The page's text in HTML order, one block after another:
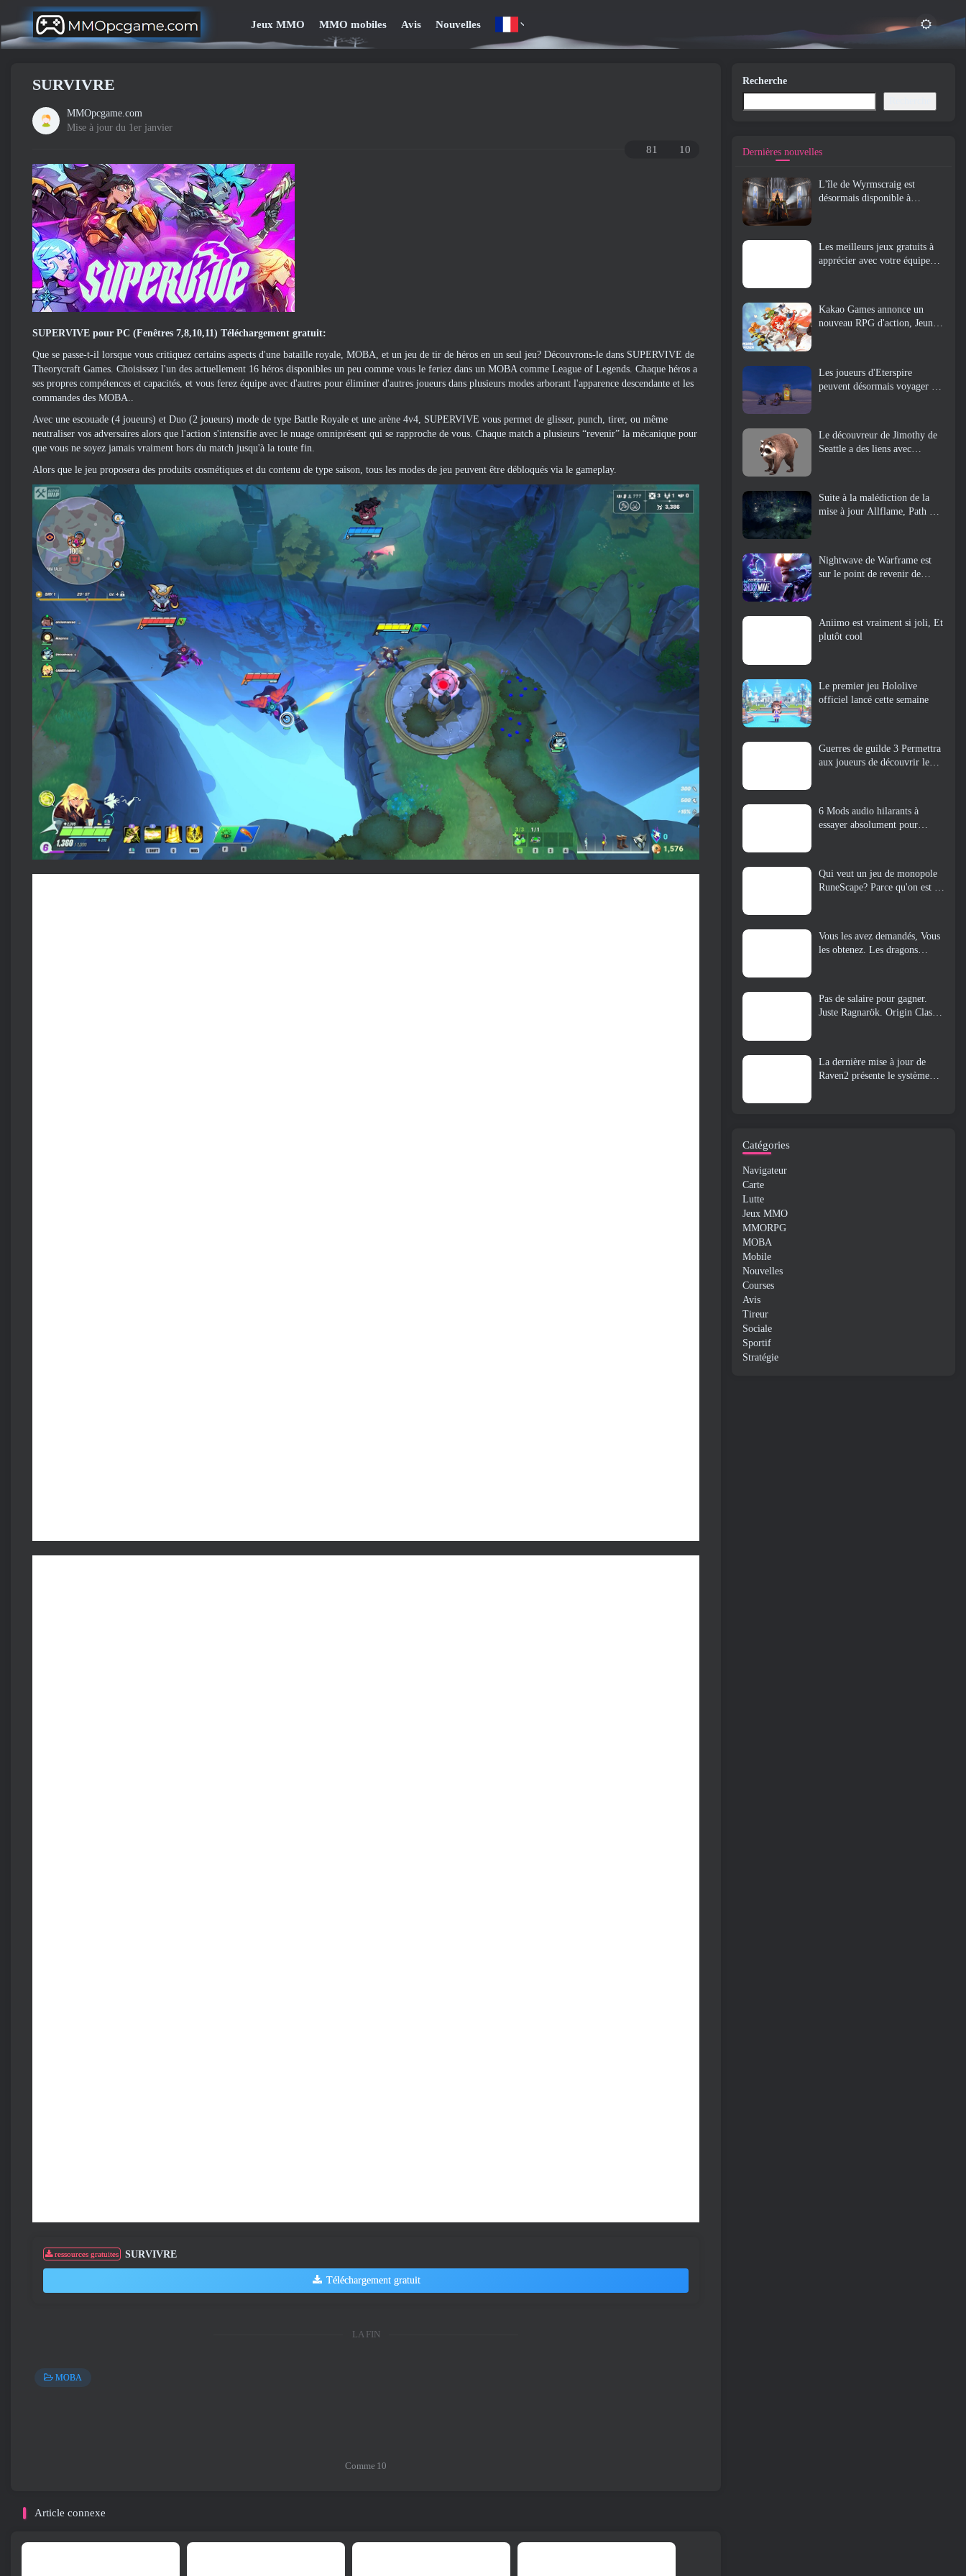
Jeux MMO MMO mobiles Avis Nouvelles
SURVIVRE
MMOpcgame.com
Mise à jour du 1er janvier
81 10
SUPERVIVE pour PC (Fenêtres 7,8,10,11) Téléchargement gratuit:
Que se passe-t-il lorsque vous critiquez certains aspects d'une bataille royale, MOBA, et un jeu de tir de héros en un seul jeu? Découvrons-le dans SUPERVIVE de
Theorycraft Games. Choisissez l'un des actuellement 16 héros disponibles un peu comme vous le feriez dans un MOBA comme League of Legends. Chaque héros a
ses propres compétences et capacités, et vous ferez équipe avec d'autres pour éliminer d'autres joueurs dans plusieurs modes arborant l'apparence descendante et les
commandes des MOBA..
Avec une escouade (4 joueurs) et Duo (2 joueurs) mode de type Battle Royale et une arène 4v4, SUPERVIVE vous permet de glisser, punch, tirer, ou même
neutraliser vos adversaires alors que l'action s'intensifie avec le nuage omniprésent qui se rapproche de vous. Chaque match a plusieurs “revenir” la mécanique pour
que vous ne soyez jamais vraiment hors du match jusqu'à la toute fin.
Alors que le jeu proposera des produits cosmétiques et du contenu de type saison, tous les modes de jeu peuvent être débloqués via le gameplay.
ressources gratuites SURVIVRE
Téléchargement gratuit
LA FIN
MOBA
Comme 10
Article connexe
Recherche
Dernières nouvelles
L'île de Wyrmscraig est
désormais disponible à
Les meilleurs jeux gratuits à
apprécier avec votre équipe
Kakao Games annonce un
nouveau RPG d'action, Jeune
Les joueurs d'Eterspire
peuvent désormais voyager un
Le découvreur de Jimothy de
Seattle a des liens avec
Suite à la malédiction de la
mise à jour Allflame, Path Of
Nightwave de Warframe est
sur le point de revenir de
Aniimo est vraiment si joli, Et
plutôt cool
Le premier jeu Hololive
officiel lancé cette semaine
Guerres de guilde 3 Permettra
aux joueurs de découvrir le
6 Mods audio hilarants à
essayer absolument pour
Qui veut un jeu de monopole
RuneScape? Parce qu'on est en
Vous les avez demandés, Vous
les obtenez. Les dragons
Pas de salaire pour gagner.
Juste Ragnarök. Origin Classic
La dernière mise à jour de
Raven2 présente le système
Catégories
Navigateur
Carte
Lutte
Jeux MMO
MMORPG
MOBA
Mobile
Nouvelles
Courses
Avis
Tireur
Sociale
Sportif
Stratégie